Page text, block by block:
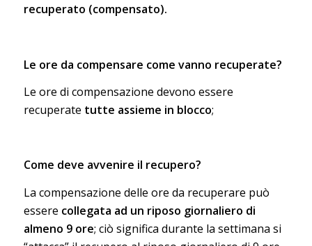
recuperato (compensato).
Le ore da compensare come vanno recuperate?
Le ore di compensazione devono essere
recuperate tutte assieme in blocco;
Come deve avvenire il recupero?
La compensazione delle ore da recuperare può
essere collegata ad un riposo giornaliero di
almeno 9 ore; ciò significa durante la settimana si